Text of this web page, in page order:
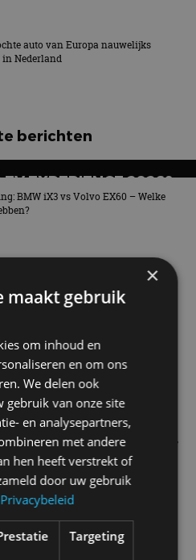
auto van Europa nauwelijks
Nederland
berichten
EXPERIENCE 2026?
tot 26 september
BMW iX3 vs Volvo EX60 – Welke
Revuelto eert 60 jaar Miura met
op je laadkabel: nergens voor nodig,
daarom geweldig
Blackbird krijgt atmosferische V8 en
is eenvoud leuker
×
maakt gebruik
om inhoud en
en om ons
We delen ook
gebruik van onze site
en analysepartners,
met andere
hen heeft verstrekt of
door uw gebruik
Privacybeleid
Targeting